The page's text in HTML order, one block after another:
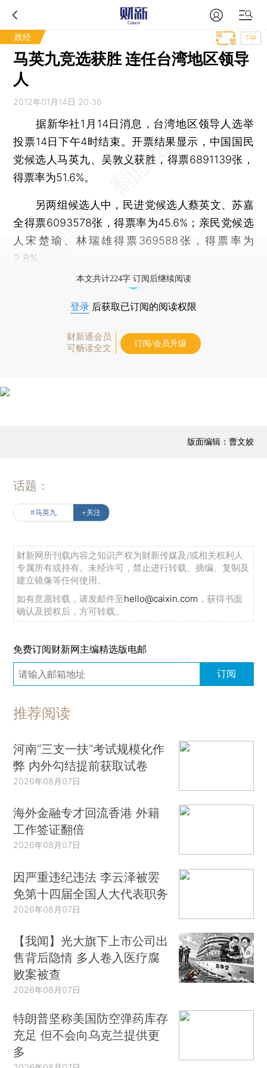
政经 T中
马英九竞选获胜 连任台湾地区领导
人
2012年01月14日 20:36
据新华社1月14日消息，台湾地区领导人选举
投票14日下午4时结束。开票结果显示，中国国民
党候选人马英九、吴敦义获胜，得票6891139张，
得票率为51.6%。
另两组候选人中，民进党候选人蔡英文、苏嘉
全得票6093578张，得票率为45.6%；亲民党候选
人宋楚瑜、林瑞雄得票369588张，得票率为
2.8%。
本文共计224字 订阅后继续阅读
登录 后获取已订阅的阅读权限
财新通会员
可畅读全文
订阅/会员升级
版面编辑：曹文姣
话题：
#马英九 +关注
财新网所刊载内容之知识产权为财新传媒及/或相关权利人
专属所有或持有。未经许可，禁止进行转载、摘编、复制及
建立镜像等任何使用。
如有意愿转载，请发邮件至hello@caixin.com ，获得书面
确认及授权后，方可转载。
免费订阅财新网主编精选版电邮
订阅
推荐阅读
河南“三支一扶”考试规模化作
弊 内外勾结提前获取试卷
2026年08月07日
海外金融专才回流香港 外籍
工作签证翻倍
2026年08月07日
因严重违纪违法 李云泽被罢
免第十四届全国人大代表职务
2026年08月07日
【我闻】光大旗下上市公司出
售背后隐情 多人卷入医疗腐
败案被查
2026年08月07日
特朗普坚称美国防空弹药库存
充足 但不会向乌克兰提供更
多